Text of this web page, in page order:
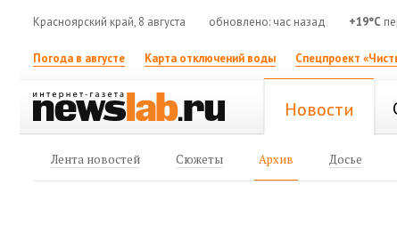
Красноярский край, 8 августа обновлено: час назад +19°C
Погода в августе Карта отключений воды Спецпроект
Новости
Лента новостей Сюжеты Архив Досье